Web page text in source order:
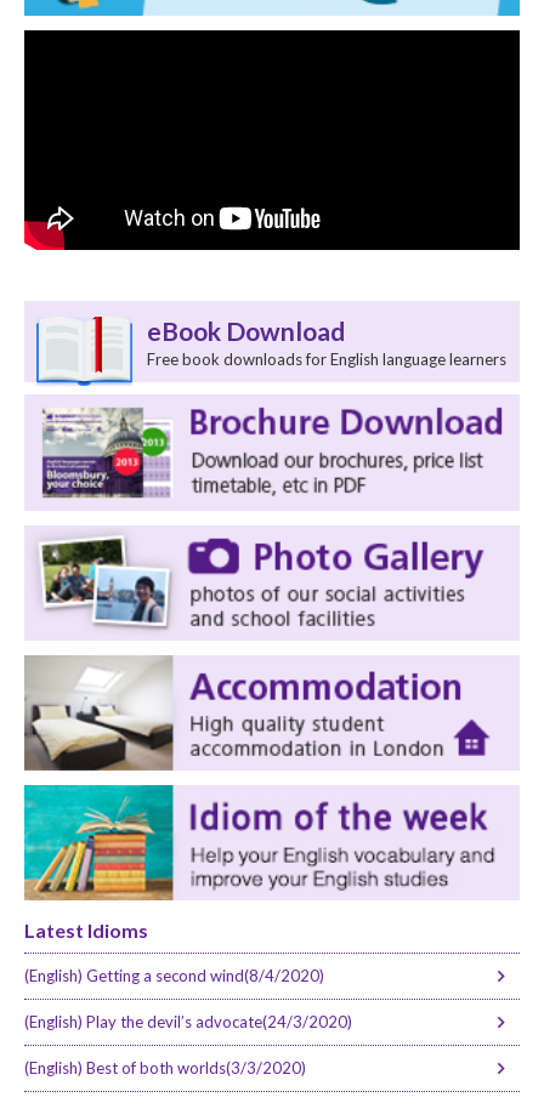
eBook Download
Free book downloads for English language learners
Latest Idioms
(English) Getting a second wind(8/4/2020)
(English) Play the devil’s advocate(24/3/2020)
(English) Best of both worlds(3/3/2020)